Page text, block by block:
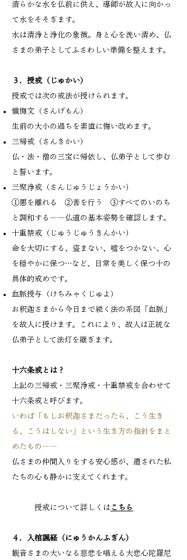
清らかな水を仏前に供え、導師が故人に向かっ
て水をそそぎます。
水は清浄と浄化の象徴。身と心を洗い清め、仏
さまの弟子としてふさわしい準備を整えます。
３．授戒（じゅかい）
授戒では次の戒法が授けられます。
懺悔文（さんげもん）
生前の大小の過ちを素直に悔い改めます。
三帰戒（さんきかい）
仏・法・僧の三宝に帰依し、仏弟子として歩む
と誓います。
三聚浄戒（さんじゅうじょうかい）
①悪を離れる ②善を行う ③すべてのいのち
と調和する――仏道の基本姿勢を確認します。
十重禁戒（じゅうじゅうきんかい）
命を大切にする、盗まない、嘘をつかない、心
を穏やかに保つ…など、日常を美しく保つ十の
具体的戒めです。
血脈授与（けちみゃくじゅよ）
お釈迦さまから今日まで続く法の系図「血脈」
を故人に授けます。これにより、故人は正統な
仏弟子として法灯を継ぎます。​
十六条戒とは？
上記の三帰戒・三聚浄戒・十重禁戒を合わせて
十六条戒と呼びます。
いわば「もしお釈迦さまだったら、こう生き
る、こうはしない」という生き方の指針をまと
めたもの――
仏さまの仲間入りをする安心感が、遺された私
たちの心も静かに支えてくれます。
​ 授戒について詳しくは こちら
４．入棺諷経（にゅうかんふぎん）
観音さまの大いなる慈悲を唱える大悲心陀羅尼